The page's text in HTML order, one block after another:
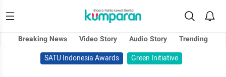
Breaking News Video Story Audio Story
Trending
SATU Indonesia Awards
Green Initiative